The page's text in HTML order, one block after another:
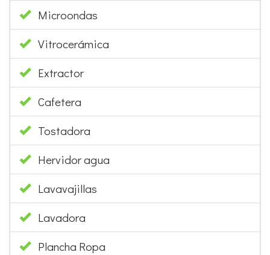
Microondas
Vitrocerámica
Extractor
Cafetera
Tostadora
Hervidor agua
Lavavajillas
Lavadora
Plancha Ropa